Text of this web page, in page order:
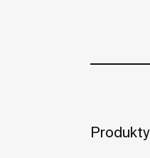
Produkty